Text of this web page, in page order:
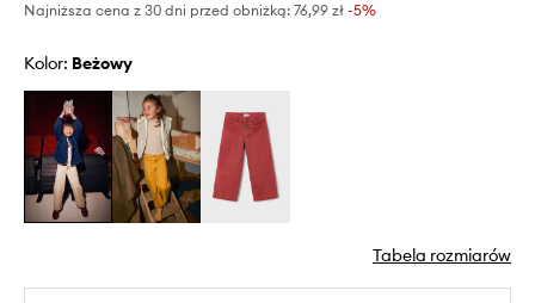
Najniższa cena z 30 dni przed obniżką: 76,99 zł -5%
Kolor: beżowy
Tabela rozmiarów